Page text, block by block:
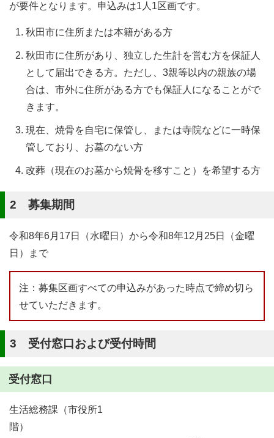
が要件となります。申込みは1人1区画です。
秋田市に住所または本籍がある方
秋田市に住所があり、独立した生計を営む方を保証人
として届出できる方。ただし、3親等以内の親族の場
合は、市外に住所がある方でも保証人になることがで
きます。
現在、焼骨を自宅に保管し、または寺院などに一時保
管しており、お墓のない方
改葬（現在のお墓から焼骨を移すこと）を希望する方
2 募集期間
令和8年6月17日（水曜日）から令和8年12月25日（金曜
日）まで
注：募集区画すべての申込みがあった時点で締め切ら
せていただきます。
3 受付窓口および受付時間
受付窓口
生活総務課（市役所1
階）